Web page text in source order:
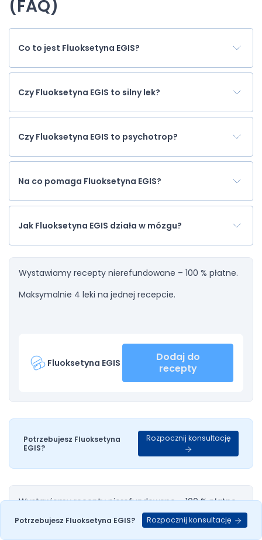
(FAQ)
Co to jest Fluoksetyna EGIS?
Czy Fluoksetyna EGIS to silny lek?
Czy Fluoksetyna EGIS to psychotrop?
Na co pomaga Fluoksetyna EGIS?
Jak Fluoksetyna EGIS działa w mózgu?
Wystawiamy recepty nierefundowane – 100 % płatne.
Maksymalnie 4 leki na jednej recepcie.
Fluoksetyna EGIS
Dodaj do
recepty
Potrzebujesz Fluoksetyna
EGIS?
Rozpocznij konsultację
Wystawiamy recepty nierefundowane – 100 % płatne.
Maksymalnie 4 leki na jednej recepcie.
Potrzebujesz Fluoksetyna EGIS? Rozpocznij konsultację